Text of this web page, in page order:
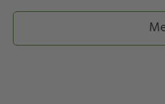
über das Tischbein
Außenkante des